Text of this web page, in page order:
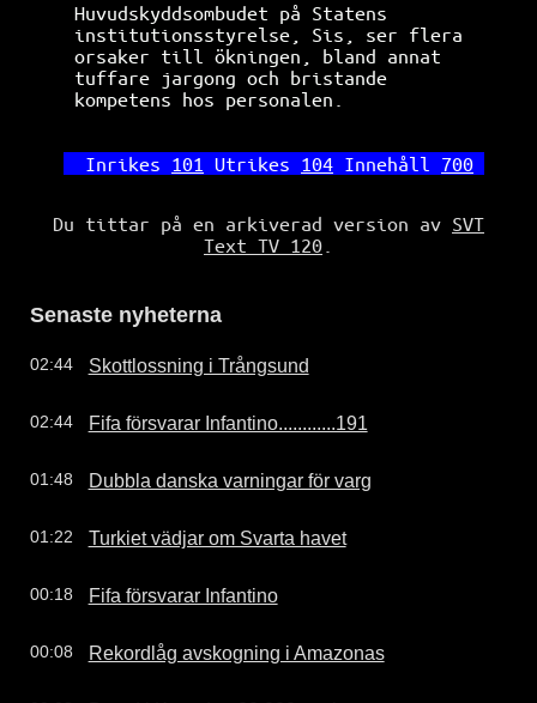
Huvudskyddsombudet på Statens
institutionsstyrelse, Sis, ser flera
orsaker till ökningen, bland annat
tuffare jargong och bristande
kompetens hos personalen.
Inrikes 101 Utrikes 104 Innehåll 700
Du tittar på en arkiverad version av SVT
Text TV 120
Senaste nyheterna
02:44 Skottlossning i Trångsund
02:44 Fifa försvarar Infantino............191
01:48 Dubbla danska varningar för varg
01:22 Turkiet vädjar om Svarta havet
00:18 Fifa försvarar Infantino
00:08 Rekordlåg avskogning i Amazonas